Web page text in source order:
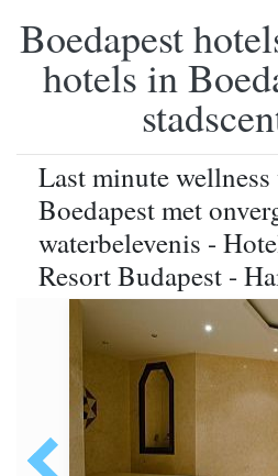
Boedapest
hotels in
Last minute
Boedapest met
waterbelevenis -
Resort Budapest -